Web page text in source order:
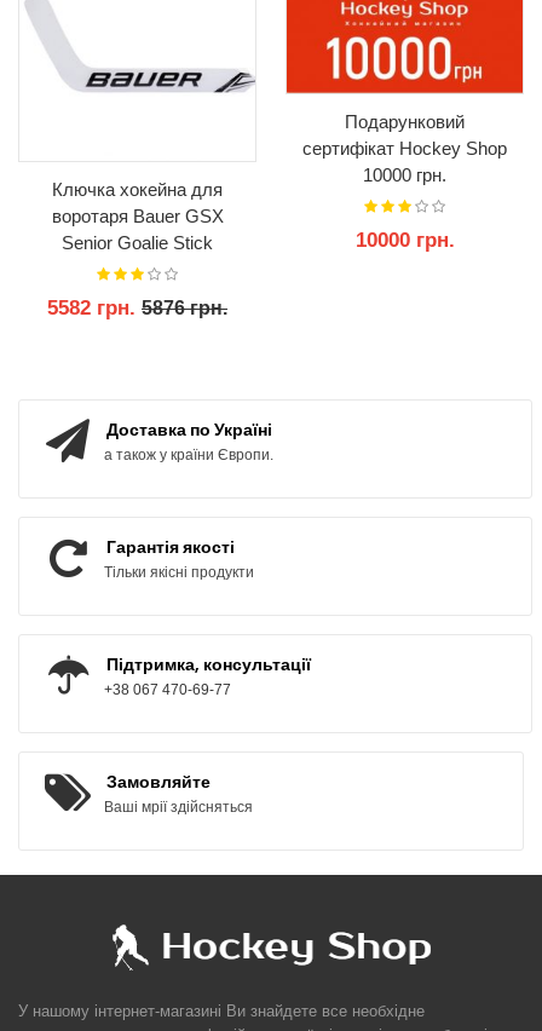
Ключка хокейна для
воротаря Bauer GSX
Senior Goalie Stick
5582 грн. 5876 грн.
Подарунковий
сертифікат Hockey Shop
10000 грн.
10000 грн.
Доставка по Україні
а також у країни Європи.
Гарантія якості
Тільки якісні продукти
Підтримка, консультації
+38 067 470-69-77
Замовляйте
Ваші мрії здійсняться
У нашому інтернет-магазині Ви знайдете все необхідне